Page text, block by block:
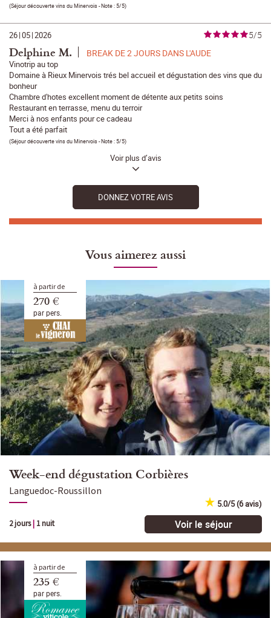
(Séjour découverte vins du Minervois- Note :5/5)
26|05|2026 5/5
Delphine M. BREAK DE 2 JOURS DANS L'AUDE
Vinotrip au top
Domaine à Rieux Minervois trés bel accueil et dégustation des vins que du
bonheur
Chambre d'hotes excellent moment de détente aux petits soins
Restaurant en terrasse, menu du terroir
Merci à nos enfants pour ce cadeau
Tout a été parfait
(Séjour découverte vins du Minervois- Note :5/5)
Voir plus d’avis
DONNEZ VOTRE AVIS
Vous aimerez aussi
à partir de
270 €
par pers.
Week-end dégustation Corbières
Languedoc-Roussillon
5.0/5 (6 avis)
2 jours| 1 nuit Voir le séjour
à partir de
235 €
par pers.